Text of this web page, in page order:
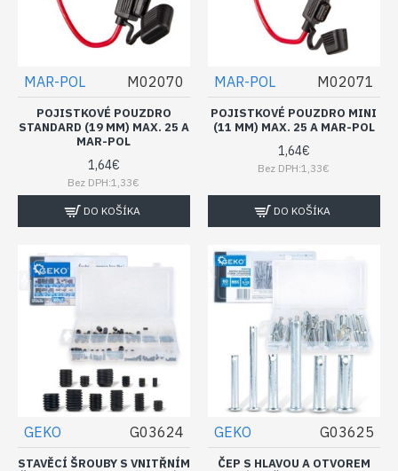
MAR-POL M02070
POJISTKOVÉ POUZDRO
STANDARD (19 MM) MAX. 25 A
MAR-POL
1,64€
Bez DPH:1,33€
DO KOŠÍKA
MAR-POL M02071
POJISTKOVÉ POUZDRO MINI
(11 MM) MAX. 25 A MAR-POL
1,64€
Bez DPH:1,33€
DO KOŠÍKA
GEKO G03624
STAVĚCÍ ŠROUBY S VNITŘNÍM
GEKO G03625
ČEP S HLAVOU A OTVOREM